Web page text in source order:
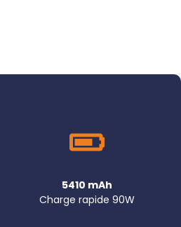
5410 mAh
Charge rapide 90W